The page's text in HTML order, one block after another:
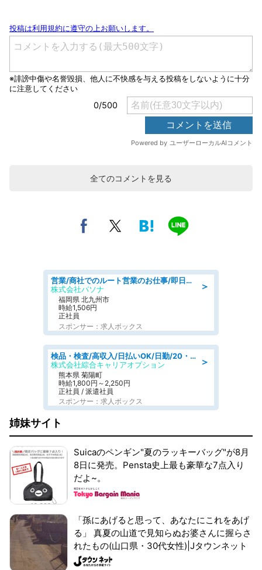
全てのコメントを見る
＞
営業/商社でのルート営業のお仕事/即日勤務可/車通勤可/営業
株式会社パソナ
福岡県 北九州市
時給1,506円
正社員
スポンサー：求人ボックス
＞
検品・検査/高収入/日払いOK/日勤/20・30・40代活躍中/製造 工場
株式会社綜合キャリアオプション
熊本県 菊陽町
時給1,800円～2,250円
正社員 / 派遣社員
スポンサー：求人ボックス
姉妹サイト
Suicaのペンギン"夏のラッキーバッグ"が8月
8日に発売。Pensta史上最も豪華な7点入り
だよ~。
「孫にあげると思って、あなたにこれをあげ
る」 真夏の山道で見知らぬお婆さんに握らさ
れたもの(山口県・30代女性)|Jタウンネット